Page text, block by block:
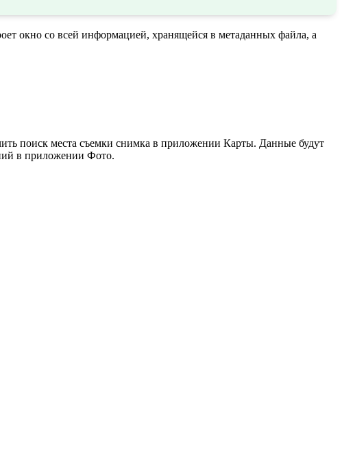
окно со всей информацией, хранящейся в метаданных файла, а
поиск места съемки снимка в приложении Карты. Данные будут
в приложении Фото.